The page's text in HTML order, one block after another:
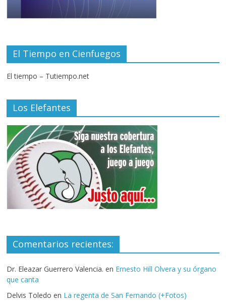
El Tiempo en Cienfuegos
El tiempo – Tutiempo.net
Los Elefantes
Comentarios recientes:
Dr. Eleazar Guerrero Valencia. en Ernesto Hill Olvera y su órgano
que canta
Delvis Toledo en La regenta de San Fernando (+Fotos)